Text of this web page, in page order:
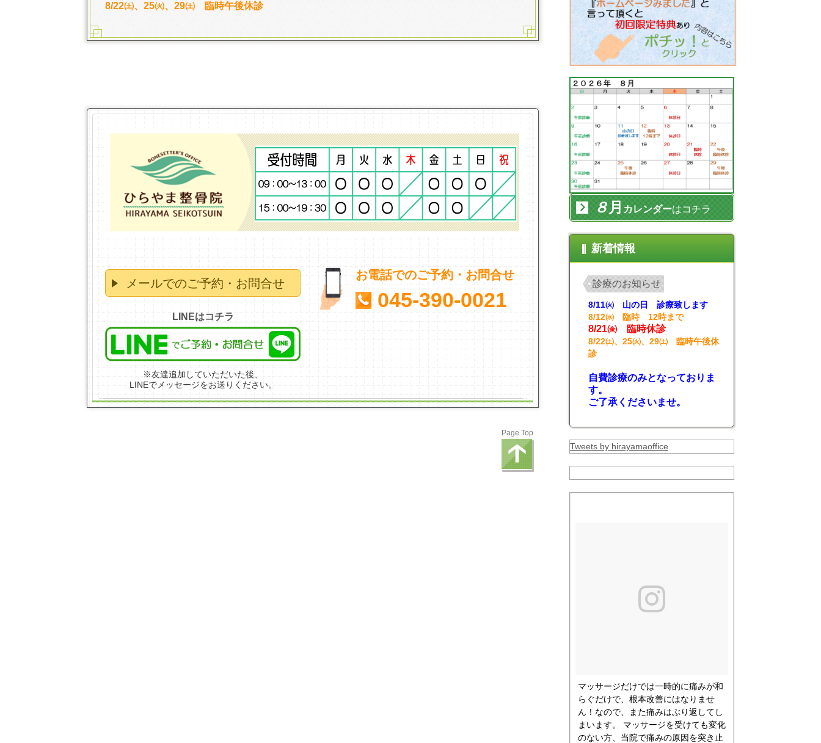
8/22㈯、25㈫、29㈯ 臨時午後休診
メールでのご予約・お問合せ
LINEはコチラ
※友達追加していただいた後、
LINEでメッセージをお送りください。
お電話でのご予約・お問合せ
045-390-0021
Page Top
８月カレンダーはコチラ
新着情報
診療のお知らせ
8/11㈫ 山の日 診療致します
8/12㈬ 臨時 12時まで
8/21㈮ 臨時休診
8/22㈯、25㈫、29㈯ 臨時午後休
診
自費診療のみとなっておりま
す。
ご了承くださいませ。
Tweets by hirayamaoffice
マッサージだけでは一時的に痛みが和
らぐだけで、根本改善にはなりませ
ん！なので、また痛みはぶり返してし
まいます。 マッサージを受けても変化
のない方、当院で痛みの原因を突き止